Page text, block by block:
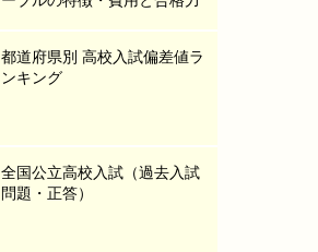
都道府県別 高校入試偏差値ラ
ンキング
全国公立高校入試（過去入試
問題・正答）